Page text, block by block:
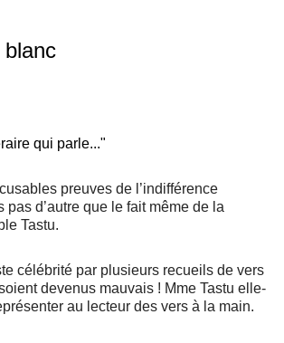
qui parle..."
preuves de l’indifférence
d’autre que le fait même de la
Tastu.
célébrité par plusieurs recueils de vers
devenus mauvais ! Mme Tastu elle-
au lecteur des vers à la main.